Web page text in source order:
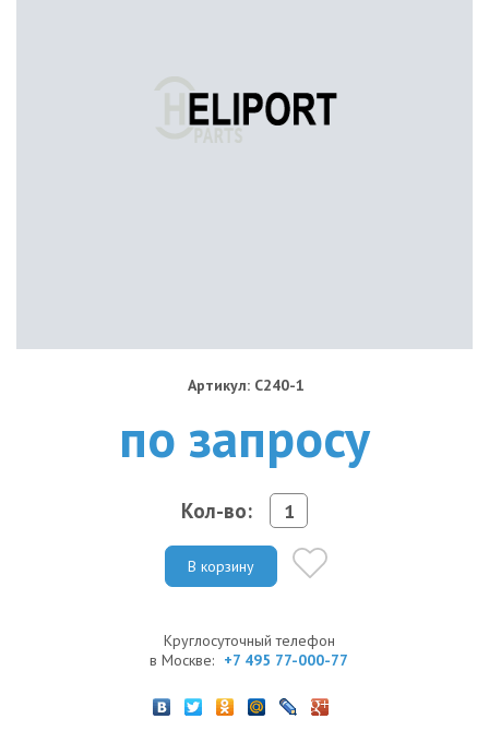
Артикул: C240-1
по запросу
Кол-во:
В корзину
Круглосуточный телефон
в Москве: +7 495 77-000-77